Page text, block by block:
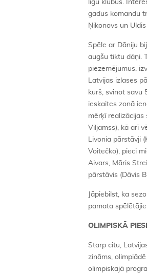
līgu klubus.
gadus komandu
Ņikonovs un
Spēle ar Dāniju
augšu tiktu dāņi.
piezemējumus,
Latvijas izlases
kurš, svinot savu
ieskaites zonā
mērķī realizācijas
Viljamss), kā arī
Livonia pārstāvji
Voitečko), pieci
Aivars, Māris
pārstāvis (Dāvis
Jāpiebilst, ka
pamata
OLIMPISKĀ
Starp citu,
zināms,
olimpiskajā